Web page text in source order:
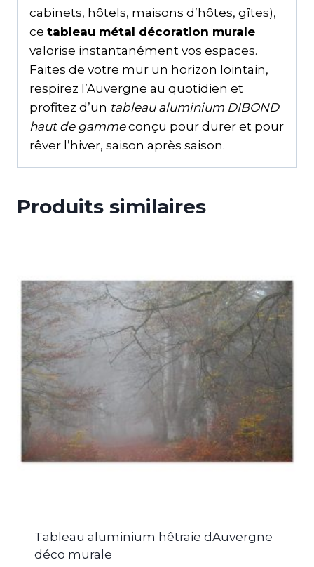
cabinets, hôtels, maisons d’hôtes, gîtes),
ce tableau métal décoration murale
valorise instantanément vos espaces.
Faites de votre mur un horizon lointain,
respirez l’Auvergne au quotidien et
profitez d’un tableau aluminium DIBOND
haut de gammeconçu pour durer et pour
rêver l’hiver, saison après saison.
Produits similaires
Tableau aluminium hêtraie dAuvergne
déco murale